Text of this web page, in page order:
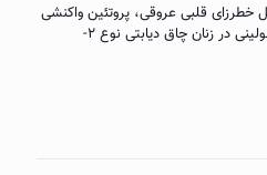
خطرزای قلبی عروقی، پروتئین واکنشی
سی، هموسیستئین و مقاومت انسولینی در زنان چاق دیابتی نوع ۲-